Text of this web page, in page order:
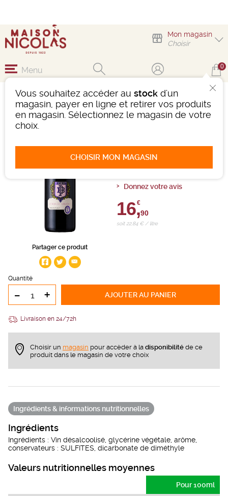
Mon magasin
Choisir
Vous souhaitez accéder au stock d'un
magasin, payer en ligne et retirer vos produits
en magasin. Sélectionnez le magasin de votre
choix.
CHOISIR MON MAGASIN
Menu 0
Partager ce produit
LE ROUGE ARDENT
PETIT-BÉRET SANS
ALCOOL
0 avis
Donnez votre avis
16,
€
90
soit 22,84 € / litre
Quantité
- + AJOUTERAU PANIER
Livraison en 24/72h
Choisir un magasin pour accèder à la disponibilité de ce
produit dans le magasin de votre choix
Ingrédients & informations nutritionnelles
Ingrédients
Ingrédients : Vin désalcoolisé, glycérine végétale, arôme,
conservateurs : SULFITES, dicarbonate de diméthyle
Valeurs nutritionnelles moyennes
Pour 100ml